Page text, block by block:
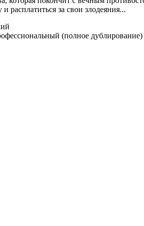
и расплатиться за свои злодеяния...
(полное дублирование)